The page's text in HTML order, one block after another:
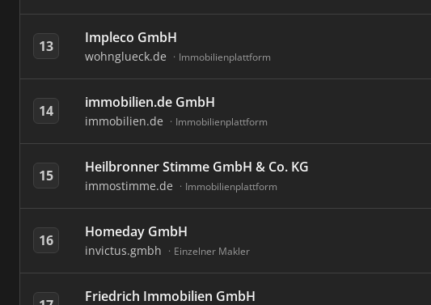
13 Impleco GmbH
wohnglueck.de Immobilienplattform
14 immobilien.de GmbH
immobilien.de Immobilienplattform
15 Heilbronner Stimme GmbH & Co. KG
immostimme.de Immobilienplattform
16 Homeday GmbH
invictus.gmbh Einzelner Makler
Friedrich Immobilien GmbH